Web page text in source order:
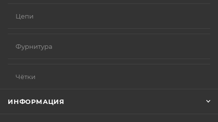
Цепи
Фурнитура
Чётки
ИНФОРМАЦИЯ